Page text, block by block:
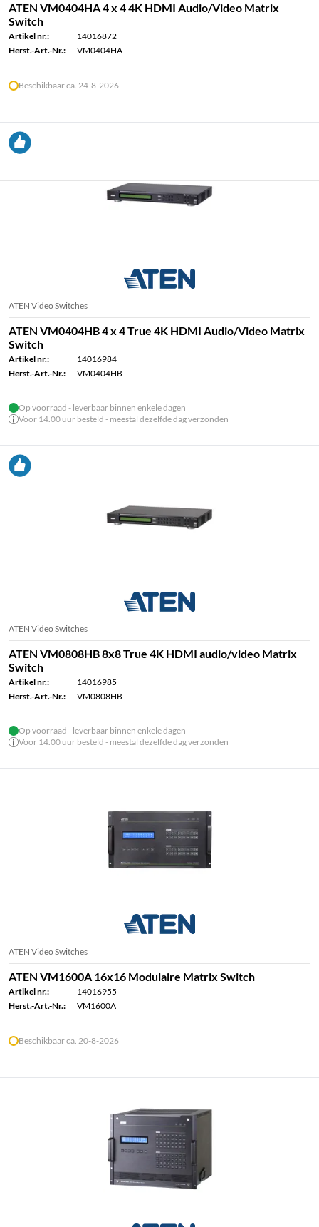
ATEN VM0404HA 4 x 4 4K HDMI Audio/Video Matrix
Switch
Artikel nr.:
14016872
Herst.-Art.-Nr.:
VM0404HA
Beschikbaar ca. 24-8-2026
ATEN Video Switches
ATEN VM0404HB 4 x 4 True 4K HDMI Audio/Video Matrix
Switch
Artikel nr.:
14016984
Herst.-Art.-Nr.:
VM0404HB
Op voorraad - leverbaar binnen enkele dagen
Voor 14.00 uur besteld - meestal dezelfde dag verzonden
ATEN Video Switches
ATEN VM0808HB 8x8 True 4K HDMI audio/video Matrix
Switch
Artikel nr.:
14016985
Herst.-Art.-Nr.:
VM0808HB
Op voorraad - leverbaar binnen enkele dagen
Voor 14.00 uur besteld - meestal dezelfde dag verzonden
ATEN Video Switches
ATEN VM1600A 16x16 Modulaire Matrix Switch
Artikel nr.:
14016955
Herst.-Art.-Nr.:
VM1600A
Beschikbaar ca. 20-8-2026